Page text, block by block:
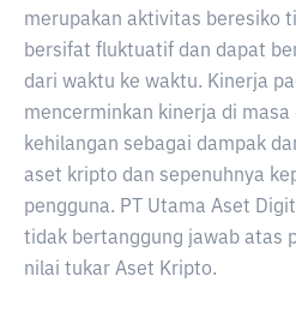
merupakan aktivitas beresiko
bersifat fluktuatif dan dapat
dari waktu ke waktu. Kinerja
mencerminkan kinerja di masa
kehilangan sebagai dampak
aset kripto dan sepenuhnya
pengguna. PT Utama Aset
tidak bertanggung jawab atas
nilai tukar Aset Kripto.